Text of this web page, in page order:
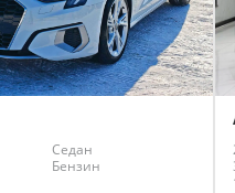
Седан
Бензин